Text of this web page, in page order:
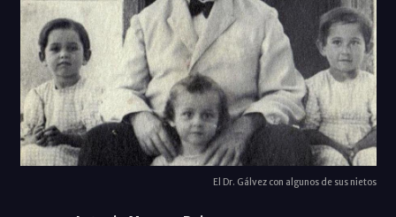
El Dr. Gálvez con algunos de sus nietos